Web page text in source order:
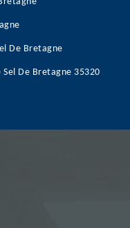
De Bretagne
De Bretagne 35320